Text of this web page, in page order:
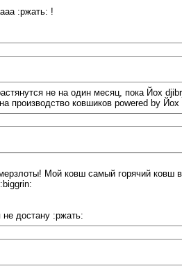
:ржать: !
не на один месяц, пока Йох
производство ковшиков powered by Йох
Мой ковш самый горячий ковш
достану :ржать: